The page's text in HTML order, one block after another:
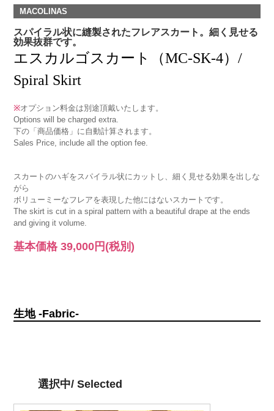
MACOLINAS
スパイラル状に縫製されたフレアスカート。細く見せる
効果抜群です。
エスカルゴスカート（MC-SK-4）/
Spiral Skirt
※オプション料金は別途頂戴いたします。
Options will be charged extra.
下の「商品価格」に自動計算されます。
Sales Price, include all the option fee.
スカートのハギをスパイラル状にカットし、細く見せる効果を出しな
がら
ボリューミーなフレアを表現した他にはないスカートです。
The skirt is cut in a spiral pattern with a beautiful drape at the ends
and giving it volume.
基本価格39,000円 (税別)
生地 -Fabric-
選択中/ Selected